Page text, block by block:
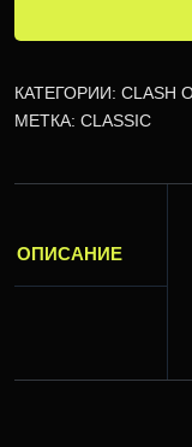
КАТЕГОРИИ: CLASH
МЕТКА: CLASSIC
ОПИСАНИЕ